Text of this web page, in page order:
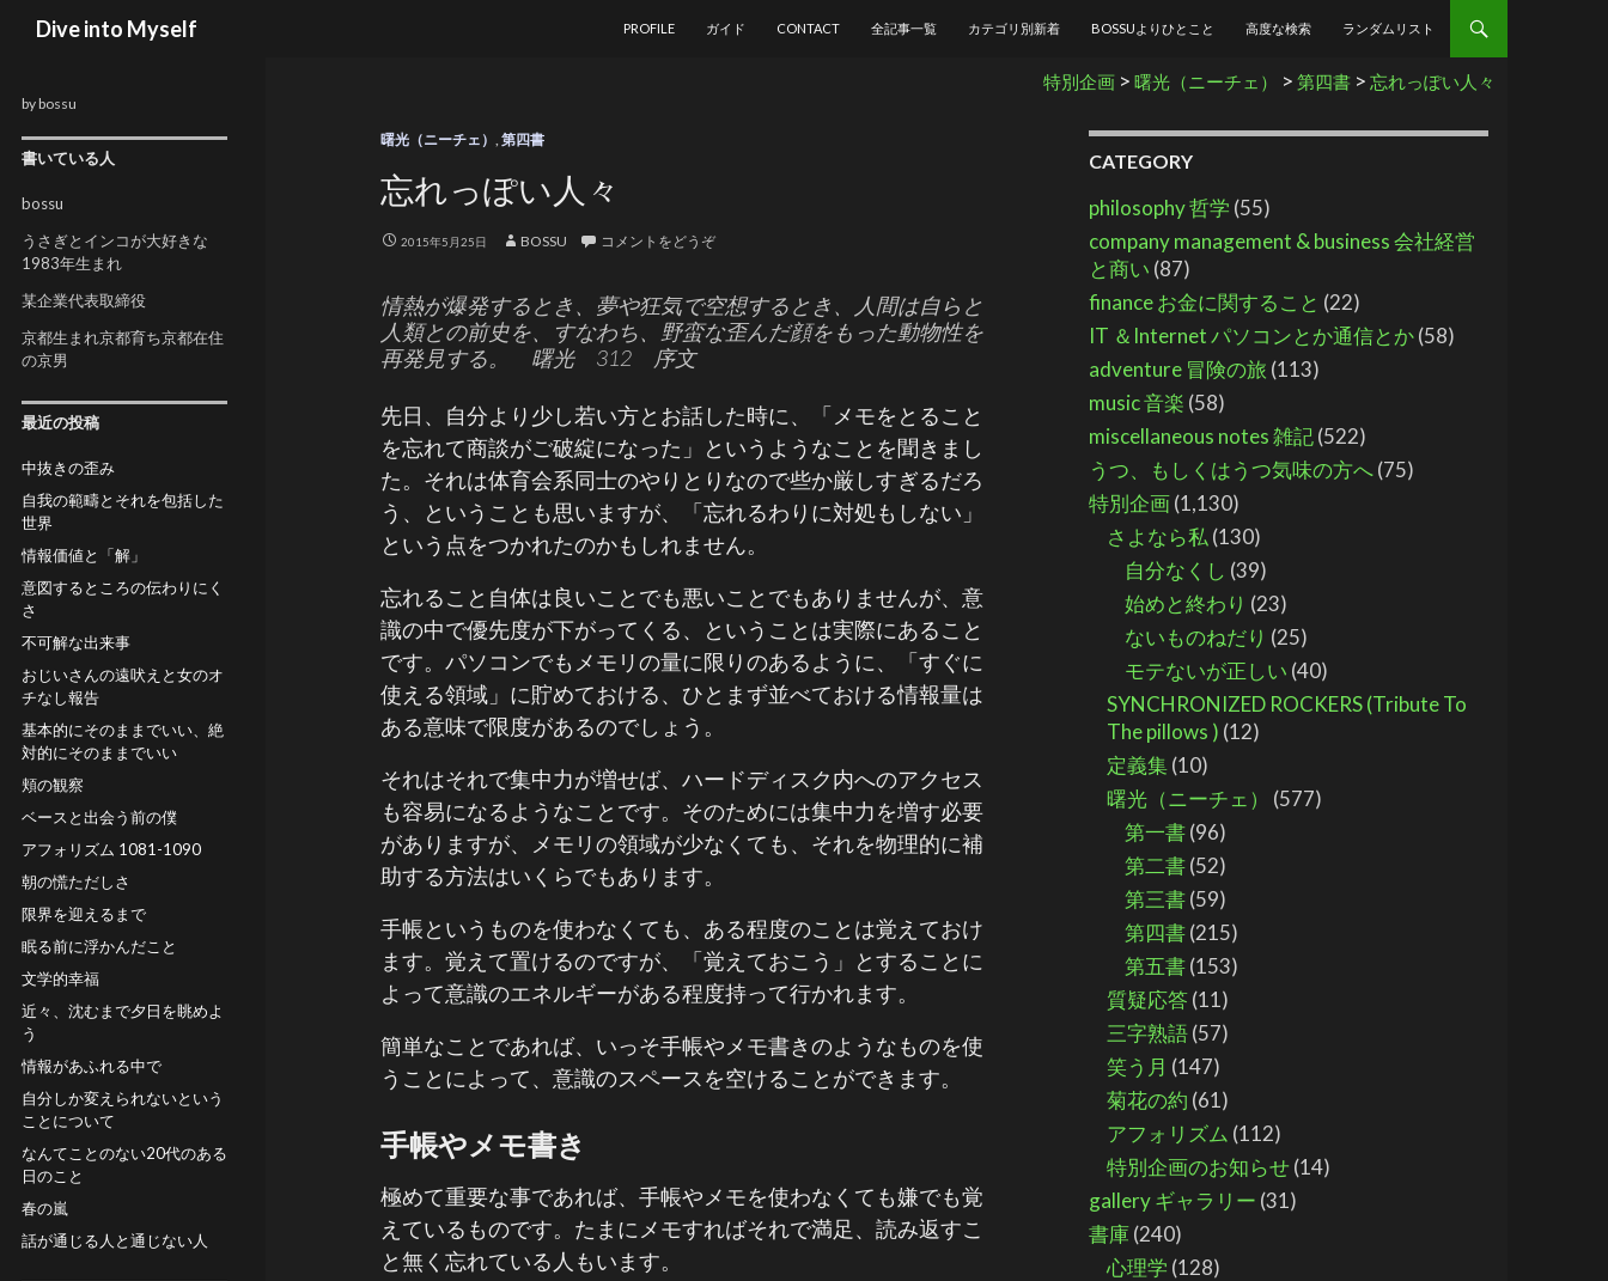
Dive into Myself
検索
PROFILE
ガイド CONTACT 全記事一覧 カテゴリ別新着 BOSSUよりひとこと 高度な検索 ランダムリスト
特別企画 > 曙光（ニーチェ） > 第四書 > 忘れっぽい人々
曙光（ニーチェ）,第四書
忘れっぽい人々
2015年5月25日 BOSSU コメントをどうぞ
情熱が爆発するとき、夢や狂気で空想するとき、人間は自らと
人類との前史を、すなわち、野蛮な歪んだ顔をもった動物性を
再発見する。 曙光 312 序文
先日、自分より少し若い方とお話した時に、「メモをとること
を忘れて商談がご破綻になった」というようなことを聞きまし
た。それは体育会系同士のやりとりなので些か厳しすぎるだろ
う、ということも思いますが、「忘れるわりに対処もしない」
という点をつかれたのかもしれません。
忘れること自体は良いことでも悪いことでもありませんが、意
識の中で優先度が下がってくる、ということは実際にあること
です。パソコンでもメモリの量に限りのあるように、「すぐに
使える領域」に貯めておける、ひとまず並べておける情報量は
ある意味で限度があるのでしょう。
それはそれで集中力が増せば、ハードディスク内へのアクセス
も容易になるようなことです。そのためには集中力を増す必要
がありますが、メモリの領域が少なくても、それを物理的に補
助する方法はいくらでもあります。
手帳というものを使わなくても、ある程度のことは覚えておけ
ます。覚えて置けるのですが、「覚えておこう」とすることに
よって意識のエネルギーがある程度持って行かれます。
簡単なことであれば、いっそ手帳やメモ書きのようなものを使
うことによって、意識のスペースを空けることができます。
手帳やメモ書き
極めて重要な事であれば、手帳やメモを使わなくても嫌でも覚
えているものです。たまにメモすればそれで満足、読み返すこ
と無く忘れている人もいます。
CATEGORY
philosophy 哲学 (55)
company management & business 会社経営
と商い (87)
finance お金に関すること (22)
IT ＆Internet パソコンとか通信とか(58)
adventure 冒険の旅 (113)
music 音楽 (58)
miscellaneous notes 雑記(522)
うつ、もしくはうつ気味の方へ(75)
特別企画(1,130)
さよなら私 (130)
自分なくし (39)
始めと終わり (23)
ないものねだり (25)
モテないが正しい (40)
SYNCHRONIZED ROCKERS (Tribute To
The pillows ) (12)
定義集(10)
曙光（ニーチェ）
(577)
第一書(96)
第二書(52)
第三書(59)
第四書(215)
第五書(153)
質疑応答(11)
三字熟語(57)
笑う月 (147)
菊花の約 (61)
アフォリズム (112)
特別企画のお知らせ(14)
gallery ギャラリー (31)
書庫(240)
心理学 (128)
by bossu
書いている人
bossu
うさぎとインコが大好きな
1983年生まれ
某企業代表取締役
京都生まれ京都育ち京都在住
の京男
最近の投稿
中抜きの歪み
自我の範疇とそれを包括した
世界
情報価値と「解」
意図するところの伝わりにく
さ
不可解な出来事
おじいさんの遠吠えと女のオ
チなし報告
基本的にそのままでいい、絶
対的にそのままでいい
頬の観察
ベースと出会う前の僕
アフォリズム 1081-1090
朝の慌ただしさ
限界を迎えるまで
眠る前に浮かんだこと
文学的幸福
近々、沈むまで夕日を眺めよ
う
情報があふれる中で
自分しか変えられないという
ことについて
なんてことのない20代のある
日のこと
春の嵐
話が通じる人と通じない人